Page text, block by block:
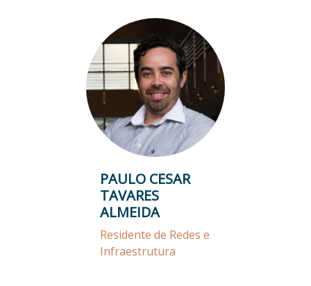
PAULO CESAR
TAVARES
ALMEIDA
Residente de Redes e
Infraestrutura